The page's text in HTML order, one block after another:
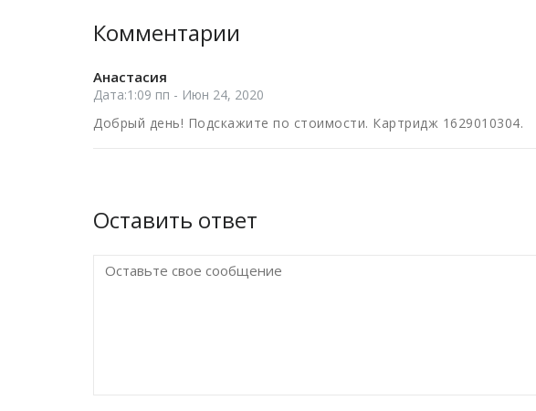
Комментарии
Анастасия
Дата:1:09 пп - Июн 24, 2020
Добрый день! Подскажите по стоимости. Картридж 1629010304.
Оставить ответ